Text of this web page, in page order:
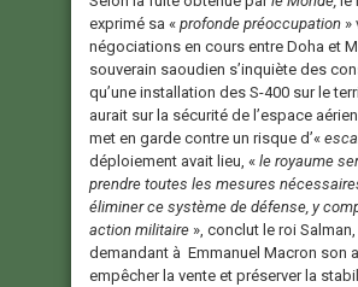
exprimé sa « profonde préoccupation »
négociations en cours entre Doha et
souverain saoudien s’inquiète des
qu’une installation des S-400 sur le
aurait sur la sécurité de l’espace
met en garde contre un risque d’«
déploiement avait lieu, « le royaume
prendre toutes les mesures
éliminer ce système de défense, y
action militaire », conclut le roi Salman,
demandant à Emmanuel Macron son
empêcher la vente et préserver la